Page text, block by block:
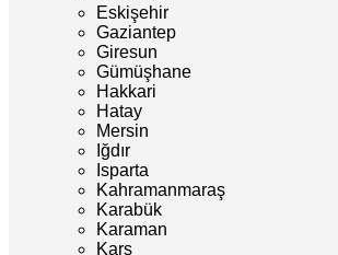
Eskişehir
Gaziantep
Giresun
Gümüşhane
Hakkari
Hatay
Mersin
Iğdır
Isparta
Kahramanmaraş
Karabük
Karaman
Kars